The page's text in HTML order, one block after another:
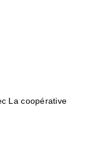
La coopérative